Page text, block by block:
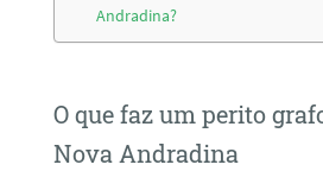
Andradina?
O que faz um perito
Nova Andradina